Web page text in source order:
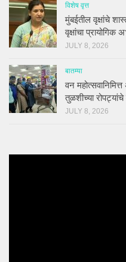
विशेष वृत्त
मुंबईतील वृक्षांचे
वृक्षांचा प्रायोगिक
JULY 8, 2026
बातम्या
वन
तुळशीच्या
JULY 8, 2026